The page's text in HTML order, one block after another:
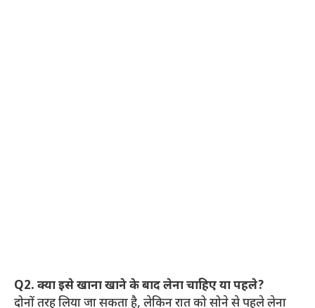
Q2. क्या इसे खाना खाने के बाद लेना चाहिए या पहले?
दोनों तरह लिया जा सकता है, लेकिन रात को सोने से पहले लेना